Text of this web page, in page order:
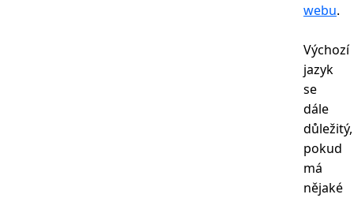
webu.
Výchozí
jazyk
se
dále
důležitý,
pokud
má
nějaké